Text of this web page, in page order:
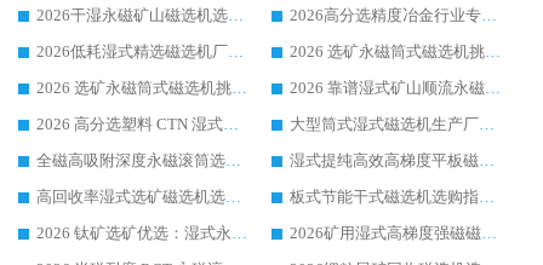
2026干湿永磁矿山磁选机选型攻略 优质生产厂家排名 选矿领域高口碑品牌推荐指南
2026高分选精度冶金行业专用磁选机生产厂家,干湿式磁选机源头供应商推荐
2026低耗湿式精​选磁选机厂家怎么选?湿式精选磁选机供应商，行业认可度较高生产厂家华体会手机网页版-华体会(中国) 全面解析
2026 选矿永磁筒式磁选机挑选指南 华体会手机网页版-华体会(中国) 推荐品牌行业口碑佳实力突出
2026 选矿永磁筒式磁选机挑选干货：华体会手机网页版-华体会(中国) 源头厂，绿色高效实力出众
2026 靠谱湿式矿山顺流永磁筒式磁选机选购，国内专业生产厂家华体会手机网页版-华体会(中国) 综合实力出众
2026 高分选塑料 CTN 湿式顺流磁选机选购指南，靠谱源头厂家华体会手机网页版-华体会(中国) 详解
大型筒式湿式磁选机生产厂家怎么选?华体会手机网页版-华体会(中国) 设备口碑广受行业认可
全磁高吸附深度永磁滚筒选购指南 业内口碑稳定磁电设备生产厂家详细推荐
湿式提纯高效高梯度平板磁选机靠谱设备源头厂商华体会手机网页版-华体会(中国) 综合测评
高回收率湿式选矿磁选机选购指南 业内口碑磁电设备生产厂家实力解析
板式节能干式磁选机选购指南，源头生产厂家华体会手机网页版-华体会(中国) 综合实力可观
2026 钛矿选矿优选：湿式永磁筒式磁选机源头厂家华体会手机网页版-华体会(中国) 综合解析
2026矿用湿式高梯度强磁磁选机选购指南，临朐靠谱磁电生产厂家华体会手机网页版-华体会(中国) 详解